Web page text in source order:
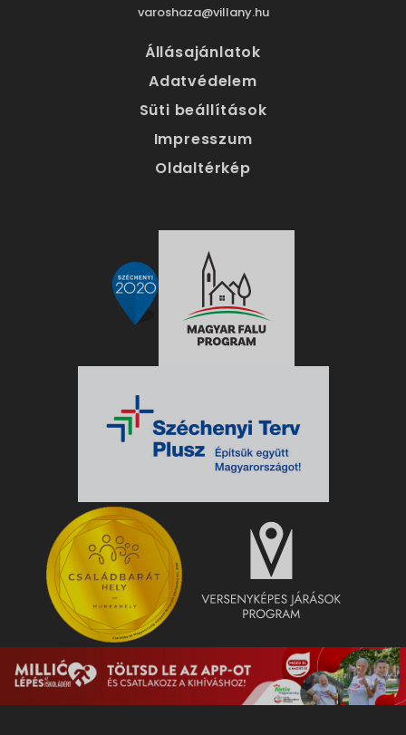
varoshaza@villany.hu
Állásajánlatok
Adatvédelem
Süti beállítások
Impresszum
Oldaltérkép